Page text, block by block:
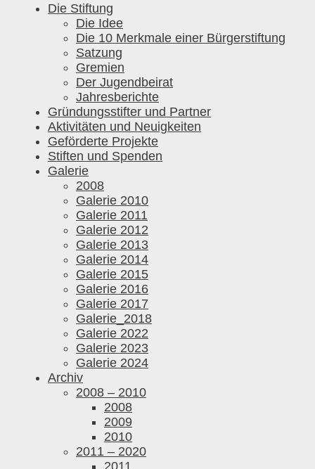
Die Stiftung
Die Idee
Die 10 Merkmale einer Bürgerstiftung
Satzung
Gremien
Der Jugendbeirat
Jahresberichte
Gründungsstifter und Partner
Aktivitäten und Neuigkeiten
Geförderte Projekte
Stiften und Spenden
Galerie
2008
Galerie 2010
Galerie 2011
Galerie 2012
Galerie 2013
Galerie 2014
Galerie 2015
Galerie 2016
Galerie 2017
Galerie_2018
Galerie 2022
Galerie 2023
Galerie 2024
Archiv
2008 – 2010
2008
2009
2010
2011 – 2020
2011